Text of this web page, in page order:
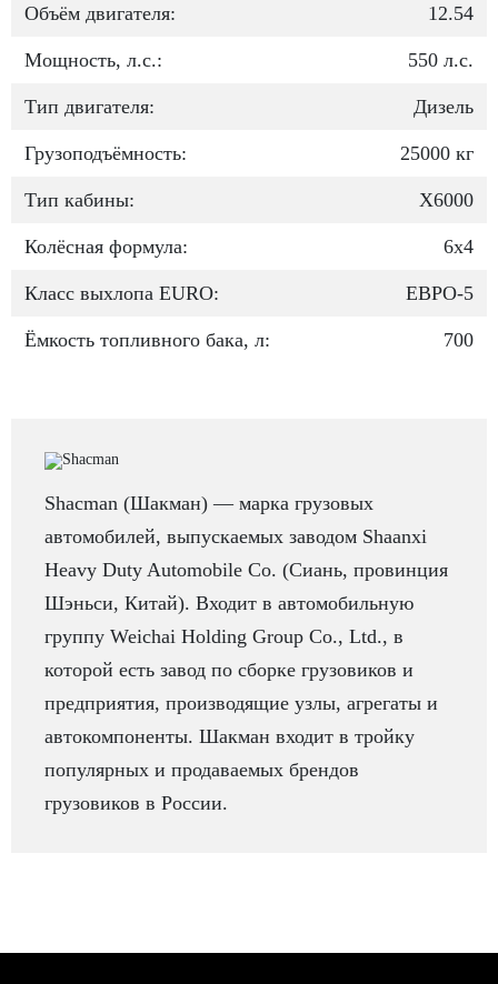
Объём двигателя: 12.54
Мощность, л.с.: 550 л.с.
Тип двигателя: Дизель
Грузоподъёмность: 25000 кг
Тип кабины: Х6000
Колёсная формула: 6x4
Класс выхлопа EURO: ЕВРО-5
Ёмкость топливного бака, л: 700
Shacman (Шакман) — марка грузовых
автомобилей, выпускаемых заводом Shaanxi
Heavy Duty Automobile Co. (Сиань, провинция
Шэньси, Китай). Входит в автомобильную
группу Weichai Holding Group Co., Ltd., в
которой есть завод по сборке грузовиков и
предприятия, производящие узлы, агрегаты и
автокомпоненты. Шакман входит в тройку
популярных и продаваемых брендов
грузовиков в России.